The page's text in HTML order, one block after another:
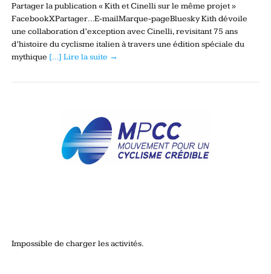
Partager la publication « Kith et Cinelli sur le même projet »
FacebookXPartager…E-mailMarque-pageBluesky Kith dévoile
une collaboration d’exception avec Cinelli, revisitant 75 ans
d’histoire du cyclisme italien à travers une édition spéciale du
mythique […] Lire la suite →
Impossible de charger les activités.